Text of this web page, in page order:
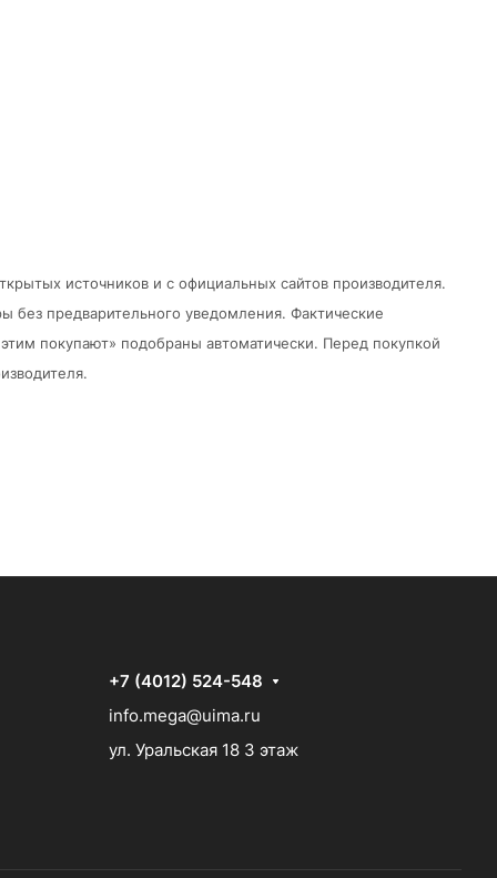
источников и с официальных сайтов производителя.
без предварительного уведомления. Фактические
покупают» подобраны автоматически. Перед покупкой
+7 (4012) 524-548
info.mega@uima.ru
ул. Уральская 18 3 этаж